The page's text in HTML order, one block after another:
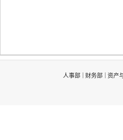
人事部 财务部 资产